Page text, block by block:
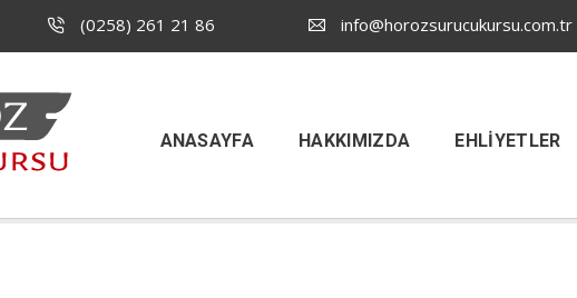
(0258) 261 21 86 info@horozsurucukursu.com.tr
ANASAYFA HAKKIMIZDA EHLIYETLER